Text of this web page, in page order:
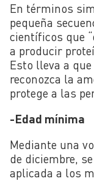
En términos
pequeña
científicos que
a producir
Esto lleva a
reconozca la
protege a las
-Edad mínima
Mediante una
de diciembre,
aplicada a los